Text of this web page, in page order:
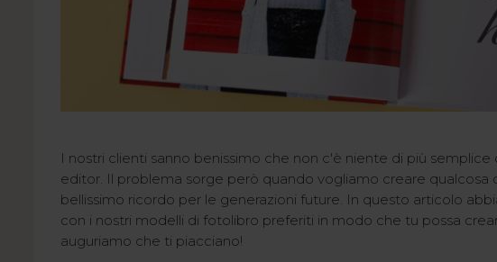
I nostri clienti sanno benissimo che non c'è niente di più semplice
editor. Il problema sorge però quando vogliamo creare qualcosa
bellissimo ricordo per le generazioni future. In questo articolo
con i nostri modelli di fotolibro preferiti in modo che tu possa
auguriamo che ti piacciano!